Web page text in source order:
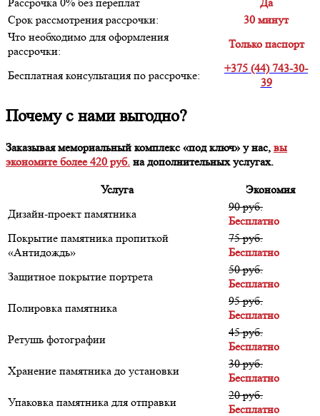
Срок рассмотрения рассрочки:
30 минут
Что необходимо для оформления
рассрочки:
Только паспорт
Бесплатная консультация по рассрочке:
+375 (44) 743-30-
39
Почему с нами выгодно?
Заказывая мемориальный комплекс «под ключ» у нас, вы
экономите более 420 руб. на дополнительных услугах.
Услуга
Экономия
Дизайн-проект памятника
90 руб.
Бесплатно
Покрытие памятника пропиткой
«Антидождь»
75 руб.
Бесплатно
Защитное покрытие портрета
50 руб.
Бесплатно
Полировка памятника
95 руб.
Бесплатно
Ретушь фотографии
45 руб.
Бесплатно
Хранение памятника до установки
30 руб.
Бесплатно
Упаковка памятника для отправки
20 руб.
Бесплатно